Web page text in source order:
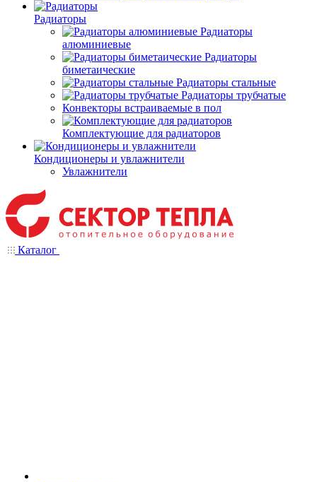
Радиаторы
Радиаторы
алюминиевые
Радиаторы
биметаические
Радиаторы стальные
Радиаторы трубчатые
Конвекторы встраиваемые в пол
Комплектующие для радиаторов
Кондиционеры и увлажнители
Увлажнители
Каталог